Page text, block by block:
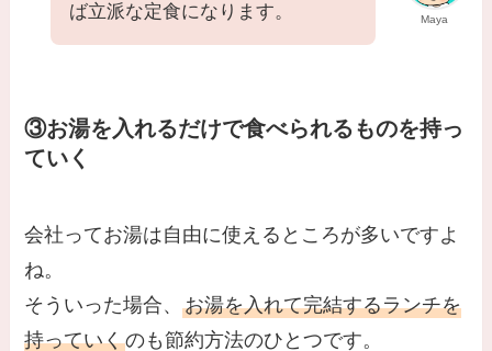
Maya
ば立派な定食になります。
③お湯を入れるだけで食べられるものを持っ
ていく
会社ってお湯は自由に使えるところが多いですよ
ね。
そういった場合、お湯を入れて完結するランチを
持っていくのも節約方法のひとつです。